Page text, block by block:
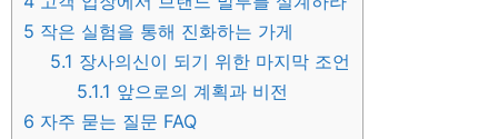
5 작은 실험을 통해 진화하는 가게
5.1 장사의신이 되기 위한 마지막 조언
5.1.1 앞으로의 계획과 비전
6 자주 묻는 질문 FAQ